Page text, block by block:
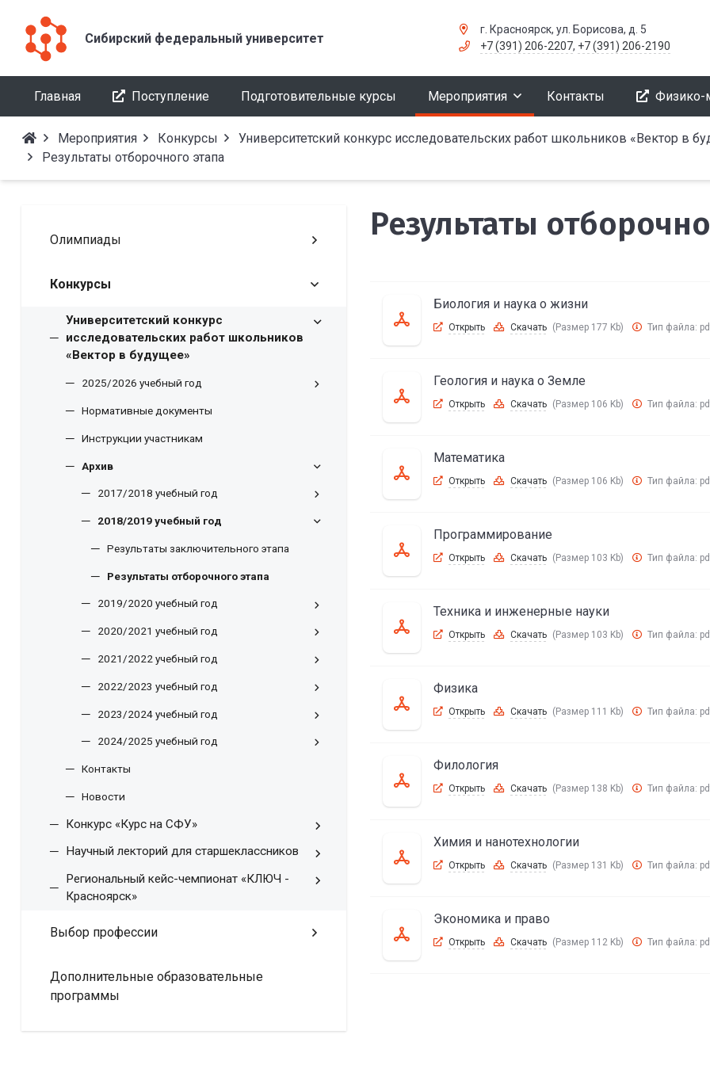
Сибирский федеральный университет
г. Красноярск, ул. Борисова, д. 5
+7 (391) 206-2207, +7 (391) 206-2190
Главная Поступление Подготовительные курсы Мероприятия Контакты Физико-
Мероприятия Конкурсы Университетский конкурс исследовательских работ школьников «Вектор в
Результаты отборочного этапа
Олимпиады
Конкурсы
Университетский конкурс
исследовательских работ школьников
«Вектор в будущее»
2025/2026 учебный год
Нормативные документы
Инструкции участникам
Архив
2017/2018 учебный год
2018/2019 учебный год
Результаты заключительного этапа
Результаты отборочного этапа
2019/2020 учебный год
2020/2021 учебный год
2021/2022 учебный год
2022/2023 учебный год
2023/2024 учебный год
2024/2025 учебный год
Контакты
Новости
Конкурс «Курс на СФУ»
Научный лекторий для старшеклассников
Региональный кейс-чемпионат «КЛЮЧ -
Красноярск»
Выбор профессии
Дополнительные образовательные
программы
Результаты
Биология и наука о жизни
Открыть Скачать (Размер 177 Kb) Тип файла:
Геология и наука о Земле
Открыть Скачать (Размер 106 Kb) Тип файла:
Математика
Открыть Скачать (Размер 106 Kb) Тип файла:
Программирование
Открыть Скачать (Размер 103 Kb) Тип файла:
Техника и инженерные науки
Открыть Скачать (Размер 103 Kb) Тип файла:
Физика
Открыть Скачать (Размер 111 Kb) Тип файла:
Филология
Открыть Скачать (Размер 138 Kb) Тип файла:
Химия и нанотехнологии
Открыть Скачать (Размер 131 Kb) Тип файла:
Экономика и право
Открыть Скачать (Размер 112 Kb) Тип файла: